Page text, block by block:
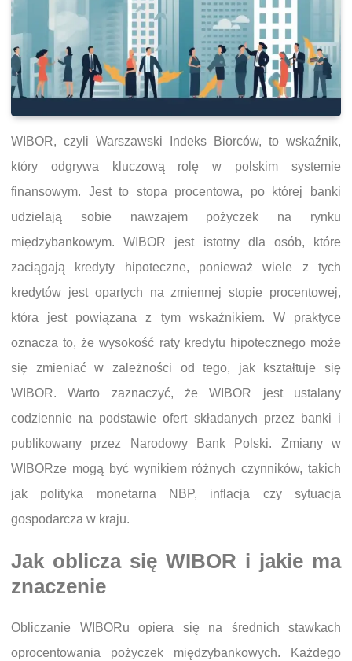
WIBOR, czyli Warszawski Indeks Biorców, to wskaźnik,
który odgrywa kluczową rolę w polskim systemie
finansowym. Jest to stopa procentowa, po której banki
udzielają sobie nawzajem pożyczek na rynku
międzybankowym. WIBOR jest istotny dla osób, które
zaciągają kredyty hipoteczne, ponieważ wiele z tych
kredytów jest opartych na zmiennej stopie procentowej,
która jest powiązana z tym wskaźnikiem. W praktyce
oznacza to, że wysokość raty kredytu hipotecznego może
się zmieniać w zależności od tego, jak kształtuje się
WIBOR. Warto zaznaczyć, że WIBOR jest ustalany
codziennie na podstawie ofert składanych przez banki i
publikowany przez Narodowy Bank Polski. Zmiany w
WIBORze mogą być wynikiem różnych czynników, takich
jak polityka monetarna NBP, inflacja czy sytuacja
gospodarcza w kraju.
Jak oblicza się WIBOR i jakie ma
znaczenie
Obliczanie WIBORu opiera się na średnich stawkach
oprocentowania pożyczek międzybankowych. Każdego